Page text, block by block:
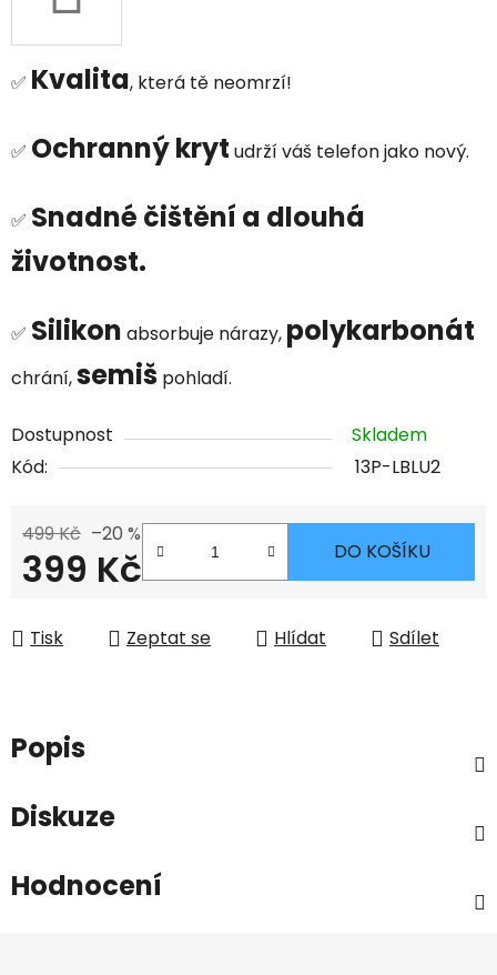
✅ Kvalita, která tě neomrzí!
✅ Ochranný kryt udrží váš telefon jako nový.
✅ Snadné čištění a dlouhá
životnost.
✅ Silikon absorbuje nárazy, polykarbonát
chrání,semiš pohladí.
Dostupnost
Skladem
Kód:
13P-LBLU2
499 Kč –20 %
399 Kč DO KOŠÍKU
Tisk Zeptat se Hlídat Sdílet
Popis
Diskuze
Hodnocení